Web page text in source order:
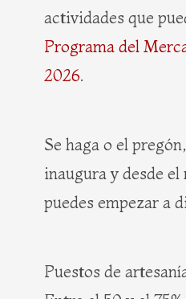
actividades que
Programa del
2026.
Se haga o el
inaugura y desde
puedes empezar a
Puestos de